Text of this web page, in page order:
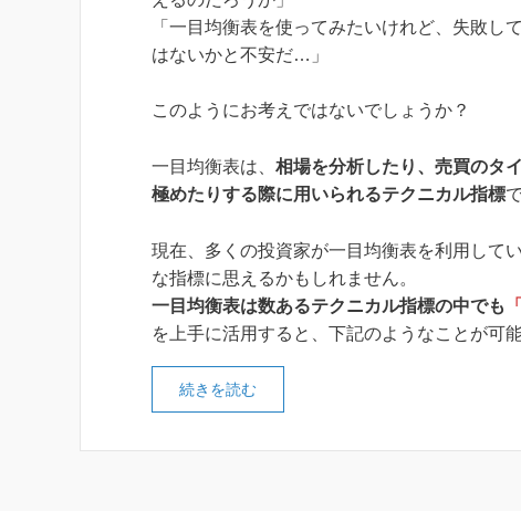
「一目均衡表を使ってみたいけれど、失敗し
はないかと不安だ…」
このようにお考えではないでしょうか？
一目均衡表は、 相場を分析したり、売買のタ
極めたりする際に用いられるテクニカル指標
現在、多くの投資家が一目均衡表を利用して
な指標に思えるかもしれません。
一目均衡表は数あるテクニカル指標の中でも
を上手に活用すると、下記のようなことが可
続きを読む